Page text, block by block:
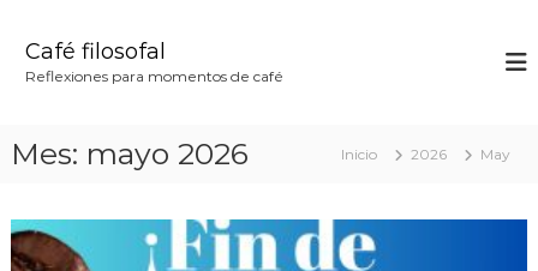
Café filosofal
Reflexiones para momentos de café
Mes: mayo 2026 Inicio 2026 May